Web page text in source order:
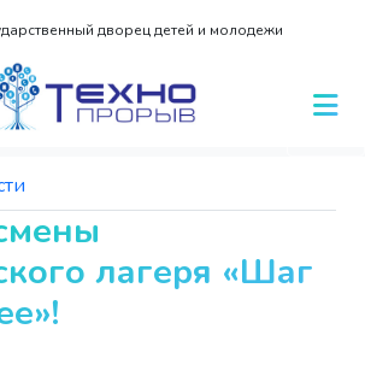
дворец детей и молодежи
лагеря «Шаг